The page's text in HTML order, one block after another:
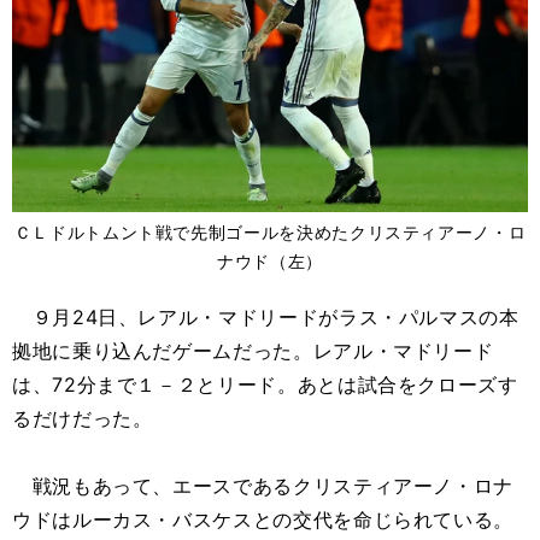
ＣＬドルトムント戦で先制ゴールを決めたクリスティアーノ・ロ
ナウド（左）
９月24日、レアル・マドリードがラス・パルマスの本
拠地に乗り込んだゲームだった。レアル・マドリード
は、72分まで１－２とリード。あとは試合をクローズす
るだけだった。
戦況もあって、エースであるクリスティアーノ・ロナ
ウドはルーカス・バスケスとの交代を命じられている。